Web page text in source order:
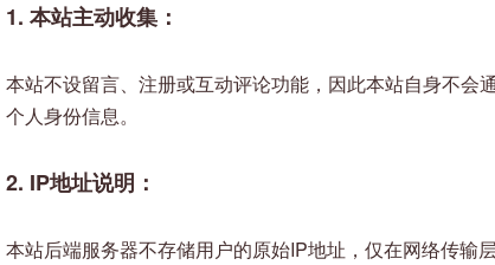
1. 本站主动收集：
本站不设留言、注册或互动评论功能，因此本站自身不会
个人身份信息。
2. IP地址说明：
本站后端服务器不存储用户的原始IP地址，仅在网络传输